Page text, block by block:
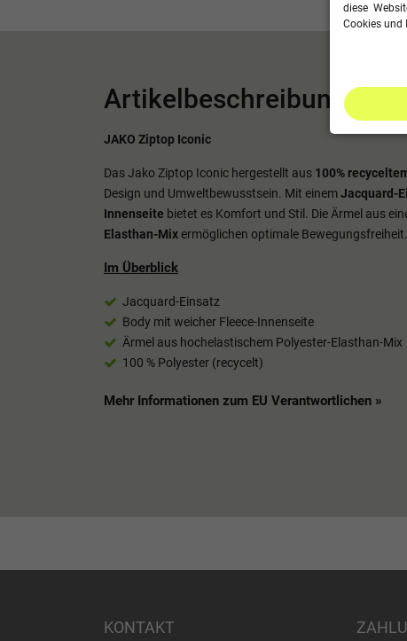
Artikelbeschreibung
JAKO Ziptop Iconic
Das Jako Ziptop Iconic hergestellt aus 100%
Design und Umweltbewusstsein. Mit einemJacquard-
Innenseite bietet es Komfort und Stil. Die Ärmel aus
Elasthan-Mixermöglichen optimale Bewegungsfreiheit.
Im Überblick
Jacquard-Einsatz
Body mit weicher Fleece-Innenseite
Ärmel aus hochelastischem Polyester-Elasthan-Mix
100 % Polyester (recycelt)
Mehr Informationen zum EU Verantwortlichen »
KONTAKT
diese
Cookies und